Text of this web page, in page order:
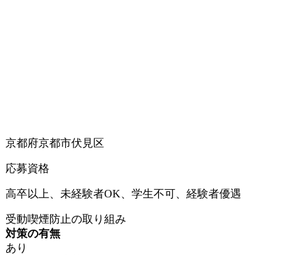
京都府京都市伏見区
応募資格
高卒以上、未経験者OK、学生不可、経験者優遇
受動喫煙防止の取り組み
対策の有無
あり